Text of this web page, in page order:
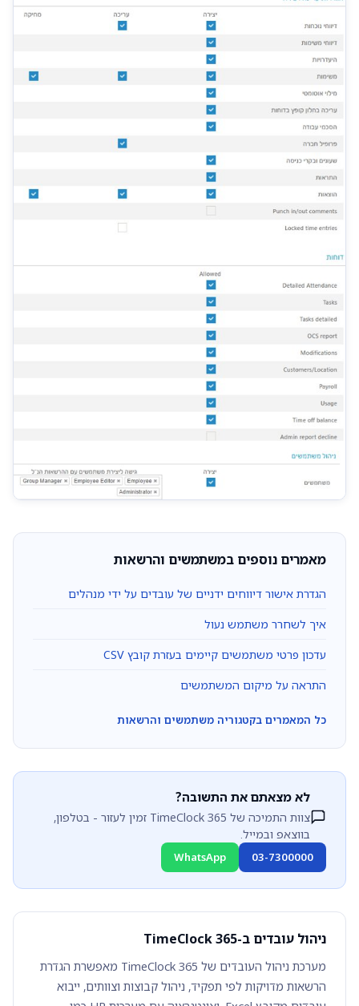
מאמרים נוספים במשתמשים והרשאות
הגדרת אישור דיווחים ידניים של עובדים על ידי מנהלים
איך לשחרר משתמש נעול
עדכון פרטי משתמשים קיימים בעזרת קובץ CSV
התראה על מיקום המשתמשים
כל המאמרים בקטגוריה משתמשים והרשאות
לא מצאתם את התשובה?
צוות התמיכה של TimeClock 365 זמין לעזור - בטלפון,
בווצאפ ובמייל.
03-7300000
WhatsApp
ניהול עובדים ב-TimeClock 365
מערכת ניהול העובדים של TimeClock 365 מאפשרת הגדרת
הרשאות מדויקות לפי תפקיד, ניהול קבוצות וצוותים, ייבוא